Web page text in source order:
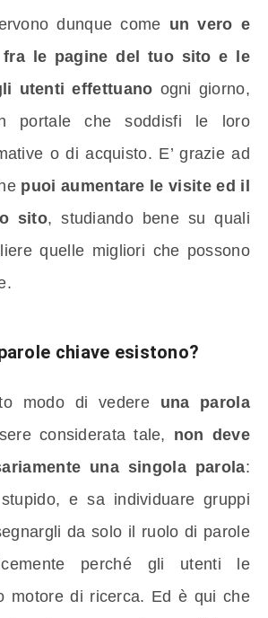
dunque come un vero e
fra le pagine del tuo sito e le
utenti effettuano ogni giorno,
portale che soddisfi le loro
o di acquisto. E’ grazie ad
puoi aumentare le visite ed il
sito, studiando bene su quali
quelle migliori che possono
chiave esistono?
modo di vedere una parola
considerata tale, non deve
una singola parola:
e sa individuare gruppi
da solo il ruolo di parole
perché gli utenti le
motore di ricerca. Ed è qui che